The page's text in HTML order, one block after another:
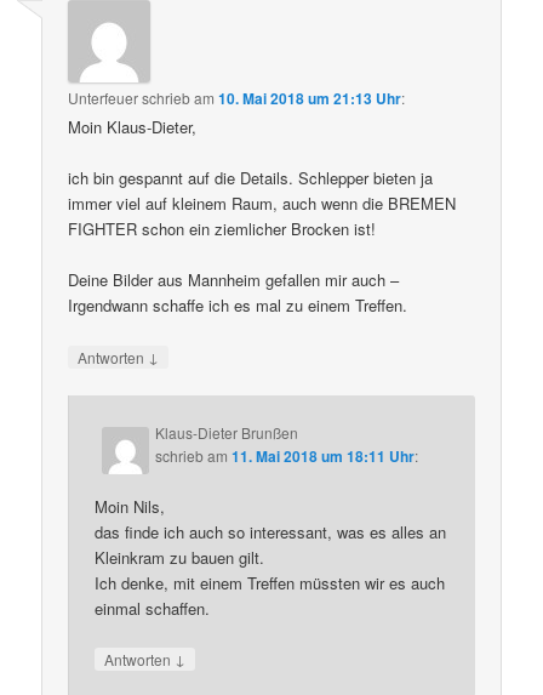
Unterfeuerschriebam10. Mai 2018 um 21:13 Uhr:
Moin Klaus-Dieter,
ich bin gespannt auf die Details. Schlepper bieten ja
immer viel auf kleinem Raum, auch wenn die BREMEN
FIGHTER schon ein ziemlicher Brocken ist!
Deine Bilder aus Mannheim gefallen mir auch –
Irgendwann schaffe ich es mal zu einem Treffen.
Antworten ↓
Klaus-Dieter Brunßen
schriebam11. Mai 2018 um 18:11 Uhr:
Moin Nils,
das finde ich auch so interessant, was es alles an
Kleinkram zu bauen gilt.
Ich denke, mit einem Treffen müssten wir es auch
einmal schaffen.
Antworten ↓